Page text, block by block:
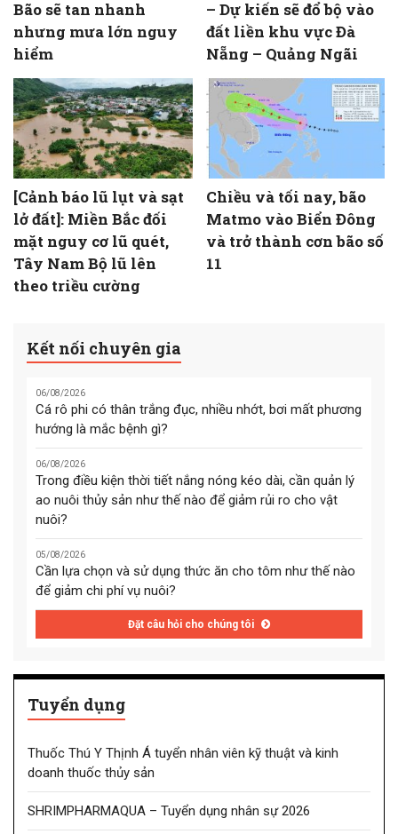
Bão sẽ tan nhanh
nhưng mưa lớn nguy
hiểm
– Dự kiến sẽ đổ bộ vào
đất liền khu vực Đà
Nẵng – Quảng Ngãi
[Cảnh báo lũ lụt và sạt
lở đất]: Miền Bắc đối
mặt nguy cơ lũ quét,
Tây Nam Bộ lũ lên
theo triều cường
Chiều và tối nay, bão
Matmo vào Biển Đông
và trở thành cơn bão số
11
Kết nối chuyên gia
06/08/2026
Cá rô phi có thân trắng đục, nhiều nhớt, bơi mất phương
hướng là mắc bệnh gì?
06/08/2026
Trong điều kiện thời tiết nắng nóng kéo dài, cần quản lý
ao nuôi thủy sản như thế nào để giảm rủi ro cho vật
nuôi?
05/08/2026
Cần lựa chọn và sử dụng thức ăn cho tôm như thế nào
để giảm chi phí vụ nuôi?
Đặt câu hỏi cho chúng tôi
Tuyển dụng
Thuốc Thú Y Thịnh Á tuyển nhân viên kỹ thuật và kinh
doanh thuốc thủy sản
SHRIMPHARMAQUA – Tuyển dụng nhân sự 2026